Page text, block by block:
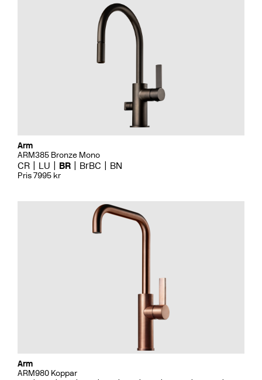
Arm
ARM385 Bronze Mono
CR LU BR BrBC BN
Pris 7995 kr
Arm
ARM980 Koppar